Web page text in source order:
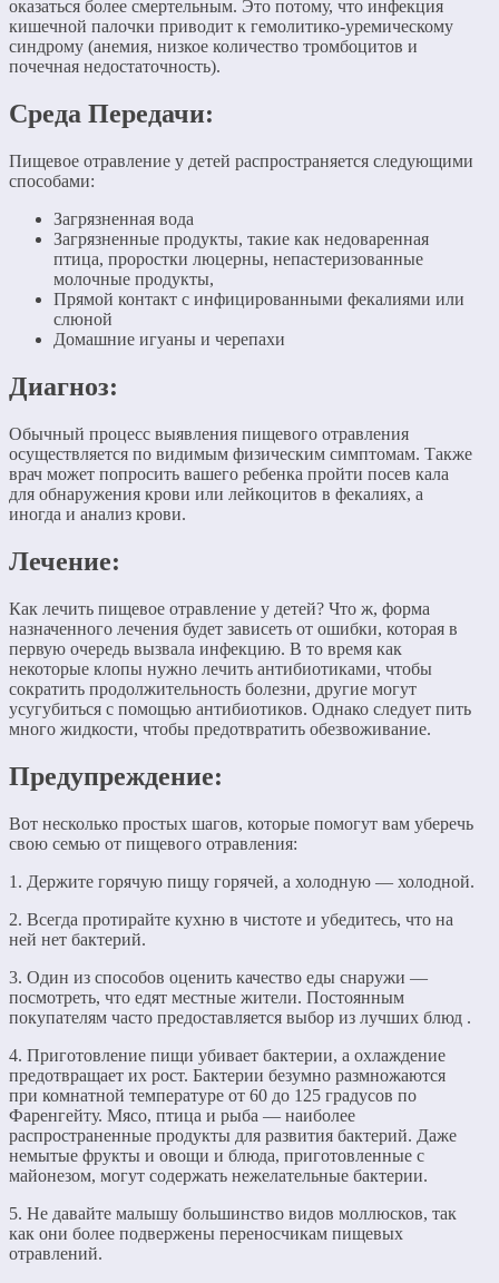
оказаться более смертельным. Это потому, что инфекция
кишечной палочки приводит к гемолитико-уремическому
синдрому (анемия, низкое количество тромбоцитов и
почечная недостаточность).
Среда Передачи:
Пищевое отравление у детей распространяется следующими
способами:
Загрязненная вода
Загрязненные продукты, такие как недоваренная
птица, проростки люцерны, непастеризованные
молочные продукты,
Прямой контакт с инфицированными фекалиями или
слюной
Домашние игуаны и черепахи
Диагноз:
Обычный процесс выявления пищевого отравления
осуществляется по видимым физическим симптомам. Также
врач может попросить вашего ребенка пройти посев кала
для обнаружения крови или лейкоцитов в фекалиях, а
иногда и анализ крови.
Лечение:
Как лечить пищевое отравление у детей? Что ж, форма
назначенного лечения будет зависеть от ошибки, которая в
первую очередь вызвала инфекцию. В то время как
некоторые клопы нужно лечить антибиотиками, чтобы
сократить продолжительность болезни, другие могут
усугубиться с помощью антибиотиков. Однако следует пить
много жидкости, чтобы предотвратить обезвоживание.
Предупреждение:
Вот несколько простых шагов, которые помогут вам уберечь
свою семью от пищевого отравления:
1. Держите горячую пищу горячей, а холодную — холодной.
2. Всегда протирайте кухню в чистоте и убедитесь, что на
ней нет бактерий.
3. Один из способов оценить качество еды снаружи —
посмотреть, что едят местные жители. Постоянным
покупателям часто предоставляется выбор из лучших блюд .
4. Приготовление пищи убивает бактерии, а охлаждение
предотвращает их рост. Бактерии безумно размножаются
при комнатной температуре от 60 до 125 градусов по
Фаренгейту. Мясо, птица и рыба — наиболее
распространенные продукты для развития бактерий. Даже
немытые фрукты и овощи и блюда, приготовленные с
майонезом, могут содержать нежелательные бактерии.
5. Не давайте малышу большинство видов моллюсков, так
как они более подвержены переносчикам пищевых
отравлений.